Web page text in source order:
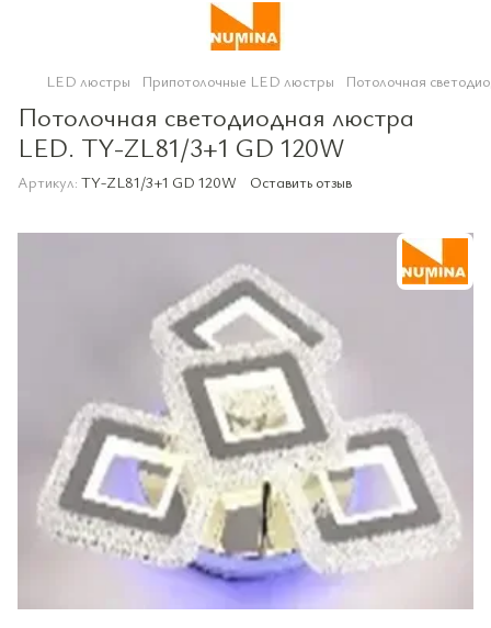
LED люстры Припотолочные LED люстры Потолочная
Потолочная светодиодная люстра
LED. TY-ZL81/3+1 GD 120W
Артикул: TY-ZL81/3+1 GD 120W Оставить отзыв